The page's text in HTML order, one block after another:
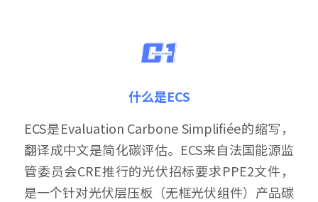
什么是ECS
ECS是Evaluation Carbone Simplifiée的缩写，
翻译成中文是简化碳评估。ECS来自法国能源监
管委员会CRE推行的光伏招标要求PPE2文件，
是一个针对光伏层压板（无框光伏组件）产品碳